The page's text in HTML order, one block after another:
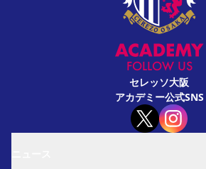
FOLLOW US
セレッソ大阪
アカデミー公式SNS